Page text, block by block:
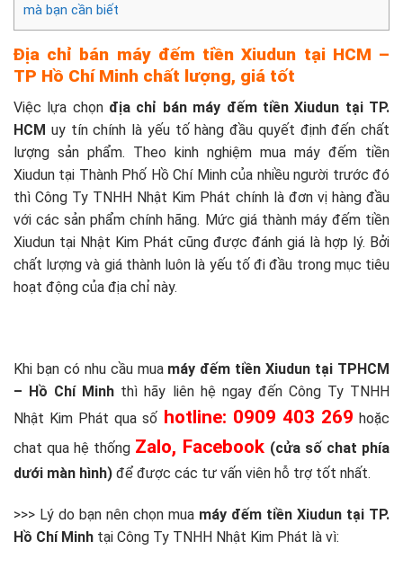
mà bạn cần biết
Địa chỉ bán máy đếm tiền Xiudun tại HCM –
TP Hồ Chí Minh chất lượng, giá tốt
Việc lựa chọn địa chỉ bán máy đếm tiền Xiudun tại TP.
HCM uy tín chính là yếu tố hàng đầu quyết định đến chất
lượng sản phẩm. Theo kinh nghiệm mua máy đếm tiền
Xiudun tại Thành Phố Hồ Chí Minh của nhiều người trước đó
thì Công Ty TNHH Nhật Kim Phát chính là đơn vị hàng đầu
với các sản phẩm chính hãng. Mức giá thành máy đếm tiền
Xiudun tại Nhật Kim Phát cũng được đánh giá là hợp lý. Bởi
chất lượng và giá thành luôn là yếu tố đi đầu trong mục tiêu
hoạt động của địa chỉ này.
Khi bạn có nhu cầu mua máy đếm tiền Xiudun tại TPHCM
– Hồ Chí Minh thì hãy liên hệ ngay đến Công Ty TNHH
Nhật Kim Phát qua số hotline: 0909 403 269 hoặc
chat qua hệ thống Zalo, Facebook (cửa số chat phía
dưới màn hình) để được các tư vấn viên hỗ trợ tốt nhất.
>>> Lý do bạn nên chọn mua máy đếm tiền Xiudun tại TP.
Hồ Chí Minh tại Công Ty TNHH Nhật Kim Phát là vì: